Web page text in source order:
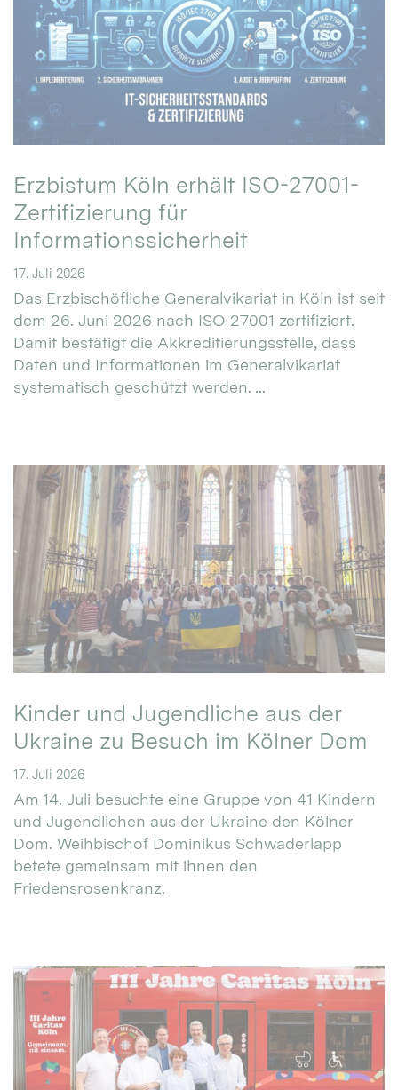
Erzbistum Köln erhält ISO-27001-
Zertifizierung für
Informationssicherheit
17. Juli 2026
Das Erzbischöfliche Generalvikariat in Köln ist seit
dem 26. Juni 2026 nach ISO 27001 zertifiziert.
Damit bestätigt die Akkreditierungsstelle, dass
Daten und Informationen im Generalvikariat
systematisch geschützt werden. ...
Kinder und Jugendliche aus der
Ukraine zu Besuch im Kölner Dom
17. Juli 2026
Am 14. Juli besuchte eine Gruppe von 41 Kindern
und Jugendlichen aus der Ukraine den Kölner
Dom. Weihbischof Dominikus Schwaderlapp
betete gemeinsam mit ihnen den
Friedensrosenkranz.